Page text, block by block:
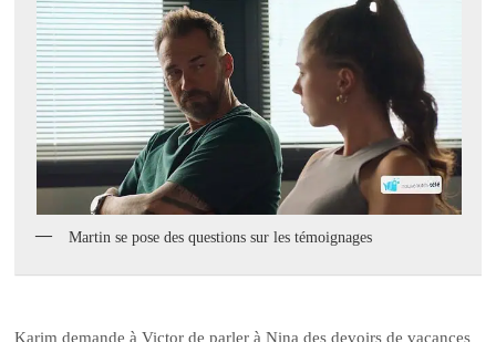
Martin se pose des questions sur les témoignages
Karim demande à Victor de parler à Nina des devoirs de vacances